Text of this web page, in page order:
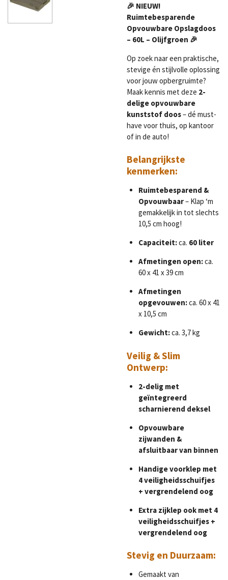
🎉 NIEUW!
Ruimtebesparende
Opvouwbare Opslagdoos
– 60L – Olijfgroen 🎉
Op zoek naar een praktische,
stevige én stijlvolle oplossing
voor jouw opbergruimte?
Maak kennis met deze 2-
delige opvouwbare
kunststof doos– dé must-
have voor thuis, op kantoor
of in de auto!
Belangrijkste
kenmerken:
Ruimtebesparend &
Opvouwbaar– Klap ‘m
gemakkelijk in tot slechts
10,5 cm hoog!
Capaciteit:ca. 60 liter
Afmetingen open:ca.
60 x 41 x 39 cm
Afmetingen
opgevouwen:ca. 60 x 41
x 10,5 cm
Gewicht:ca. 3,7 kg
Veilig & Slim
Ontwerp:
2-delig met
geïntegreerd
scharnierend deksel
Opvouwbare
zijwanden &
afsluitbaar van binnen
Handige voorklep met
4 veiligheidsschuifjes
+ vergrendelend oog
Extra zijklep ook met 4
veiligheidsschuifjes +
vergrendelend oog
Stevig en Duurzaam:
Gemaakt van